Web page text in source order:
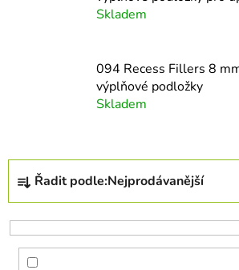
Skladem
094 Recess Fillers 8
výplňové podložky
Skladem
Ř
z
e
Řadit podle:Nejprodávanější